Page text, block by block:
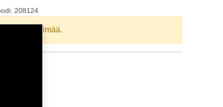
208124
yhdistelmää.